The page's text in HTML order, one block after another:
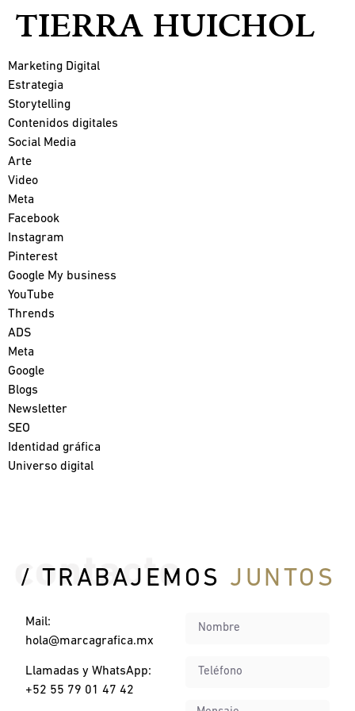
TIERRA HUICHOL
Marketing Digital
Estrategia
Storytelling
Contenidos digitales
Social Media
Arte
Video
Meta
Facebook
Instagram
Pinterest
Google My business
YouTube
Thrends
ADS
Meta
Google
Blogs
Newsletter
SEO
Identidad gráfica
Universo digital
/ TRABAJEMOS JUNTOS
Mail:
hola@marcagrafica.mx
Llamadas y WhatsApp:
+52 55 79 01 47 42